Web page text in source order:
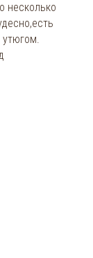
несколько
утюгом.